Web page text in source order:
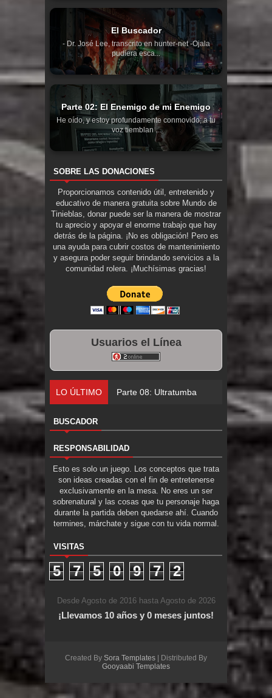
El Buscador
- Dr. José Lee, transcrito en hunter-net -Ojala
pudiera esca...
Parte 02: El Enemigo de mi Enemigo
He oído, y estoy profundamente conmovido; a tu
voz tiemblan ...
SOBRE LAS DONACIONES
Proporcionamos contenido útil, entretenido y
educativo de manera gratuita sobre Mundo de
Tinieblas, donar puede ser la manera de mostrar
tu aprecio y apoyar el enorme trabajo que hay
detrás de la página. ¡No es obligación! Pero es
una ayuda para cubrir costos de mantenimiento
y asegura poder seguir brindando servicios a la
comunidad rolera. ¡Muchísimas gracias!
Usuarios el Línea
LO ÚLTIMO Parte 08: Ultratumba
BUSCADOR
RESPONSABILIDAD
Esto es solo un juego. Los conceptos que trata
son ideas creadas con el fin de entretenerse
exclusivamente en la mesa. No eres un ser
sobrenatural y las cosas que tu personaje haga
durante la partida deben quedarse ahí. Cuando
termines, márchate y sigue con tu vida normal.
VISITAS
5 7 5 0 9 7 2
Desde Agosto de 2016 hasta Agosto de 2026
¡Llevamos 10 años y 0 meses juntos!
Created By Sora Templates | Distributed By
Gooyaabi Templates